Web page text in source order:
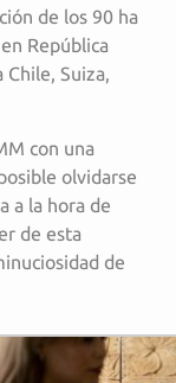
de los 90 ha
República
Suiza,
con una
olvidarse
a la hora de
de esta
de